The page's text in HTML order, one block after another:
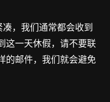
，我们通常都会收到
这一天休假，请不要联
的邮件，我们就会避免